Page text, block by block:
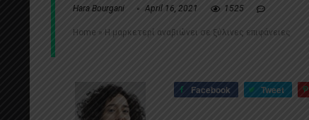
Hara Bourgani April 16, 2021 1525
Home » Η μαρκετερί αναβιώνει σε ξύλινες επιφάνειες
Facebook Tweet